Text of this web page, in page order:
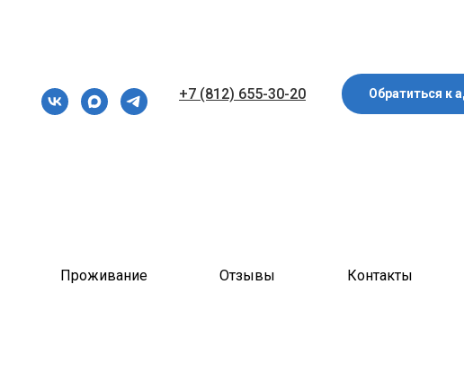
+7 (812) 655-30-20 Обратиться к
Проживание Отзывы Контакты